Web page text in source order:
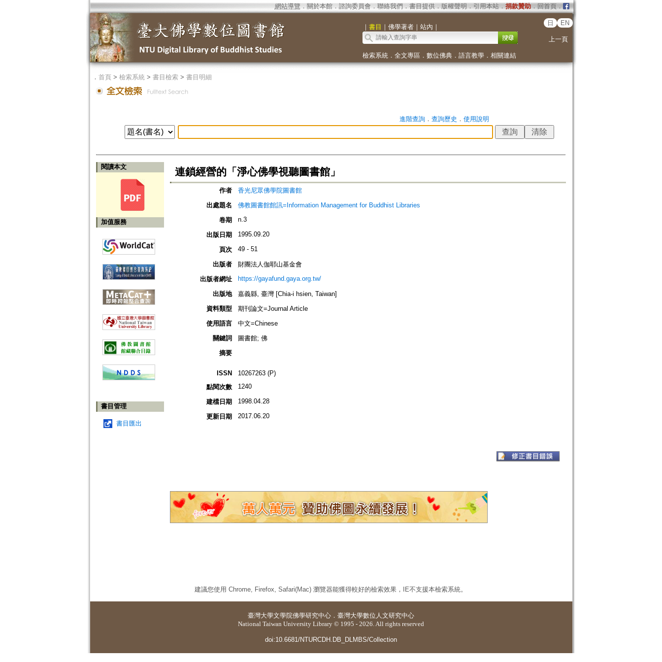
網站導覽 ． 關於本館． 諮詢委員會． 聯絡我們 ． 書目提供． 版權聲明 ． 引用本站． 捐款贊助．回首頁．
｜ 書目 ｜ 佛學著者｜ 站內 ｜
日 EN
上一頁
檢索系統． 全文專區 ． 數位佛典． 語言教學． 相關連結
． 首頁> 檢索系統> 書目檢索> 書目明細
進階查詢． 查詢歷史 ． 使用說明
閱讀本文
加值服務
書目管理
書目匯出
連鎖經營的「淨心佛學視聽圖書館」
作者
香光尼眾佛學院圖書館
出處題名
佛教圖書館館訊=Information Management for Buddhist Libraries
卷期
n.3
出版日期 1995.09.20
頁次 49 - 51
出版者
財團法人伽耶山基金會
出版者網址
https://gayafund.gaya.org.tw/
出版地
嘉義縣, 臺灣 [Chia-i hsien, Taiwan]
資料類型
期刊論文=Journal Article
使用語言
中文=Chinese
關鍵詞
圖書館; 佛
摘要
ISSN
10267263 (P)
點閱次數
1240
建檔日期 1998.04.28
更新日期 2017.06.20
建議您使用 Chrome, Firefox, Safari(Mac) 瀏覽器能獲得較好的檢索效果，IE不支援本檢索系統。
臺灣大學文學院佛學研究中心 ． 臺灣大學數位人文研究中心
National Taiwan University Library © 1995 - 2026. All rights reserved
doi:10.6681/NTURCDH.DB_DLMBS/Collection